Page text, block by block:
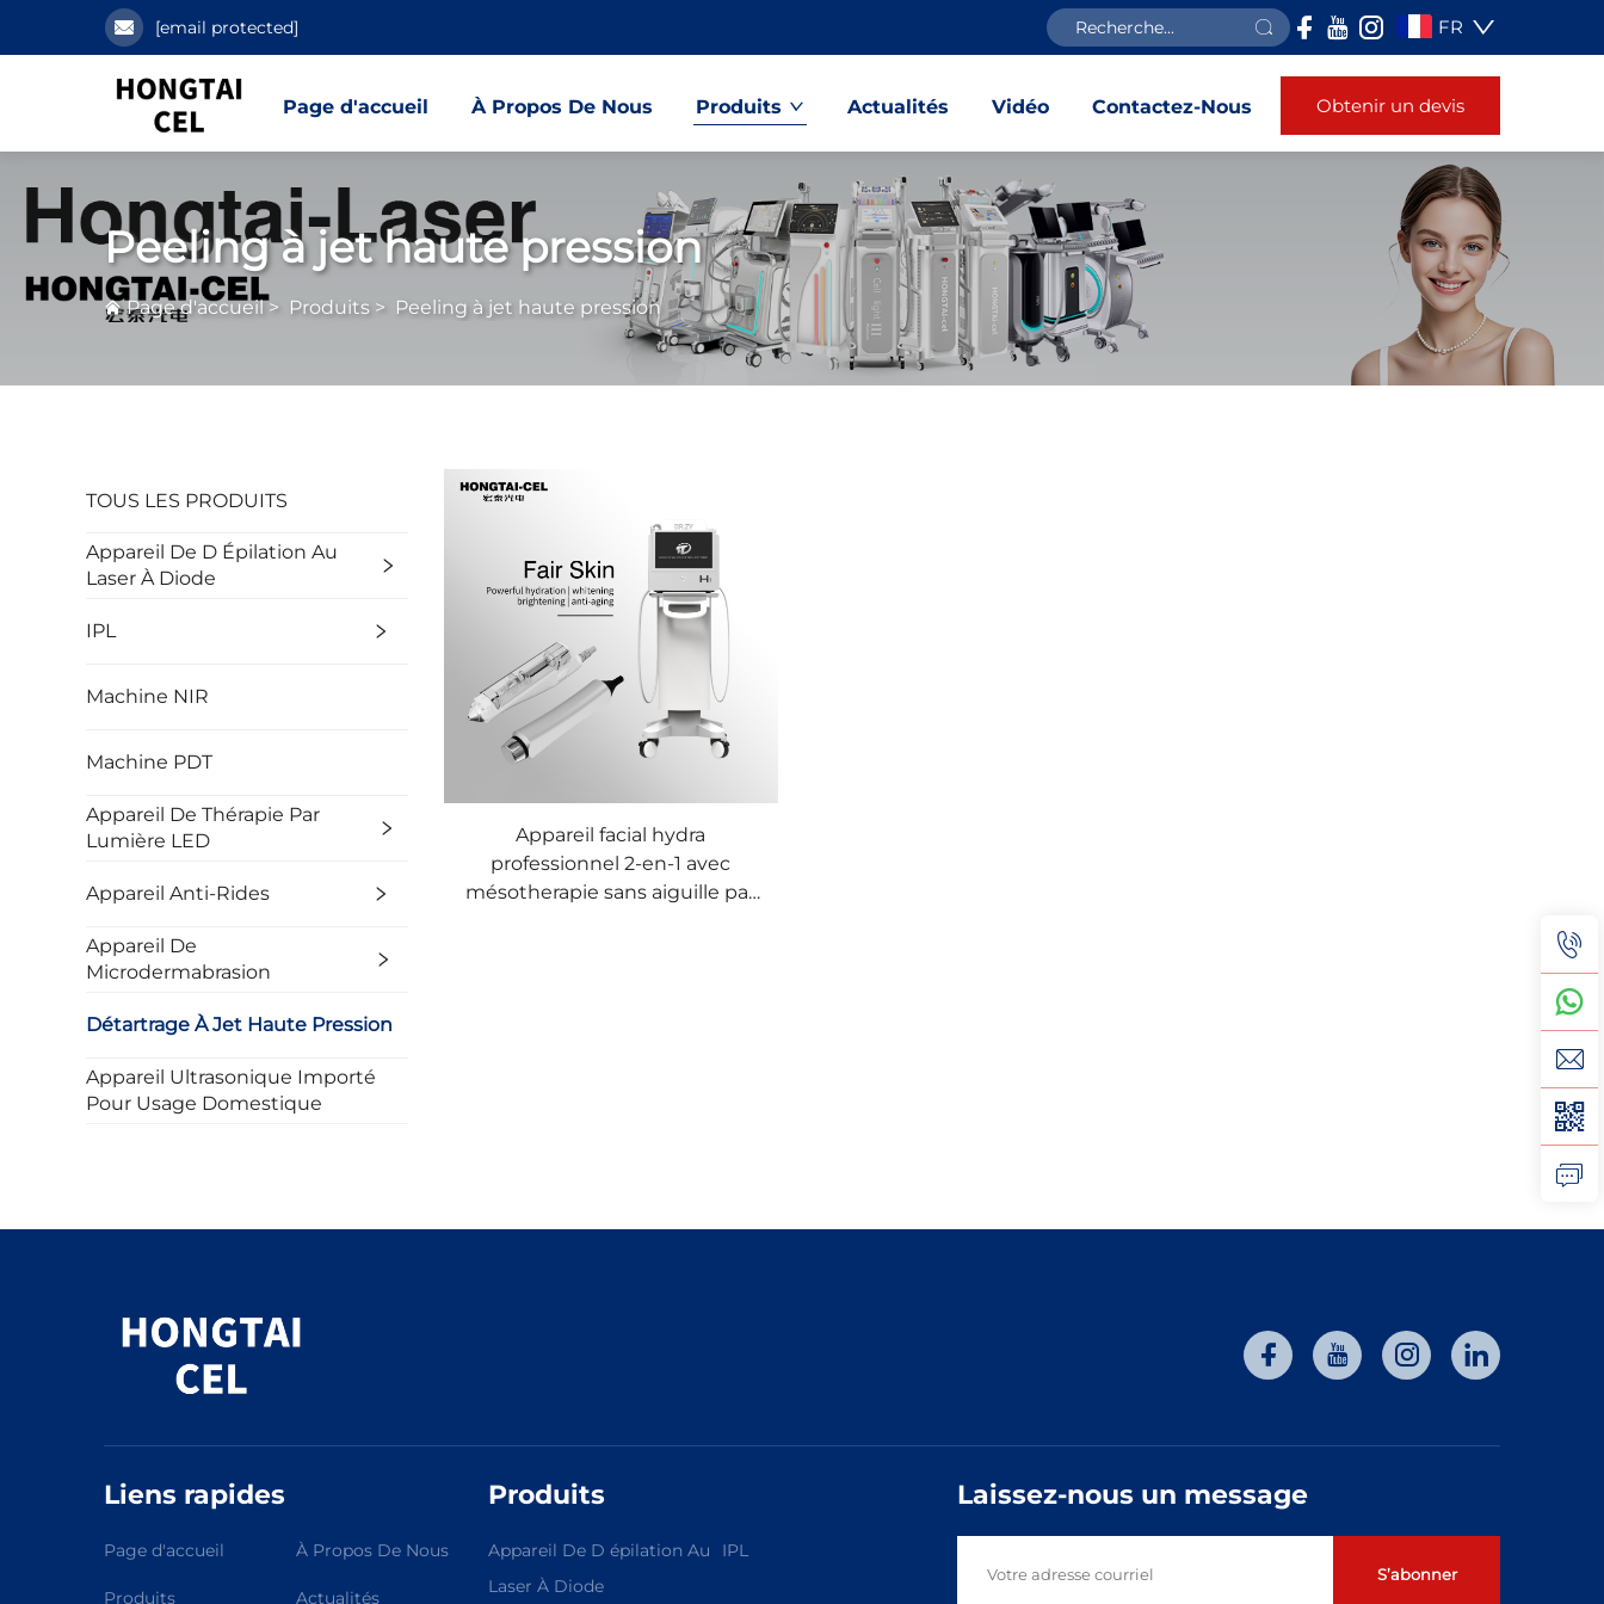
[email protected] FR
Page d'accueil À Propos De Nous Produits Actualités Vidéo Contactez-Nous Obtenir un devis
Peeling à jet haute pression
Page d'accueil> Produits > Peeling à jet haute pression
TOUS LES PRODUITS
Appareil De D Épilation Au
Laser À Diode
IPL
Machine NIR
Machine PDT
Appareil De Thérapie Par
Lumière LED
Appareil Anti-Rides
Appareil De
Microdermabrasion
Détartrage À Jet Haute Pression
Appareil Ultrasonique Importé
Pour Usage Domestique
Appareil facial hydra
professionnel 2-en-1 avec
mésotherapie sans aiguille par
Liens rapides
Page d'accueil À Propos De Nous
Produits Actualités
Produits
Appareil De D épilation Au
Laser À Diode
IPL
Laissez-nous un message
S’abonner